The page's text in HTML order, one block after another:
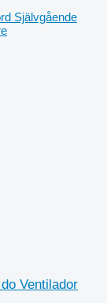
Självgående
Ventilador